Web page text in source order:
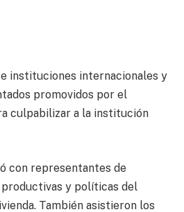
instituciones internacionales y
promovidos por el
culpabilizar a la institución
con representantes de
y políticas del
También asistieron los